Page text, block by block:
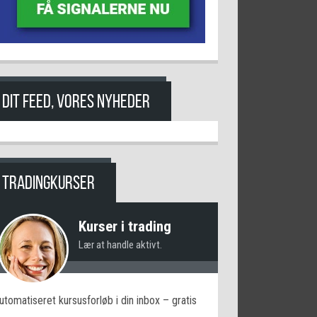
DIT FEED, VORES NYHEDER
TRADINGKURSER
Kurser i trading
Lær at handle aktivt.
kursusforløb i din inbox – gratis